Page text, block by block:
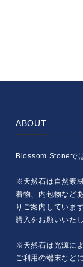
ABOUT
Blossom Stoneで
※天然石は自然素
着物、内包物など
りご案内していま
購入をお願いいたし
※天然石は光源に
ご利用の端末など